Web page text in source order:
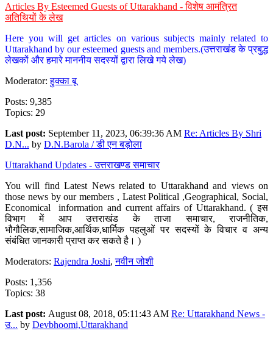
Articles By Esteemed Guests of Uttarakhand - विशेष आमंत्रित
अतिथियों के लेख
Here you will get articles on various subjects mainly related to
Uttarakhand by our esteemed guests and members.(उत्तराखंड के प्रबुद्ध
लेखकों और हमारे माननीय सदस्यों द्वारा लिखे गये लेख)
Moderator:हुक्का बू
Posts: 9,385
Topics: 29
Last post: September 11, 2023, 06:39:36 AM Re: Articles By Shri
D.N... by D.N.Barola / डी एन बड़ोला
Uttarakhand Updates - उत्तराखण्ड समाचार
You will find Latest News related to Uttarakhand and views on
those news by our members , Latest Political ,Geographical, Social,
Economical information and current affairs of Uttarakhand. ( इस
विभाग में आप उत्तराखंड के ताजा समाचार, राजनीतिक,
भौगौलिक,सामाजिक,आर्थिक,धार्मिक पहलुओं पर सदस्यों के विचार व अन्य
संबंधित जानकारी प्राप्त कर सकते है। )
Moderators: Rajendra Joshi,नवीन जोशी
Posts: 1,356
Topics: 38
Last post: August 08, 2018, 05:11:43 AM Re: Uttarakhand News -
उ... by Devbhoomi,Uttarakhand